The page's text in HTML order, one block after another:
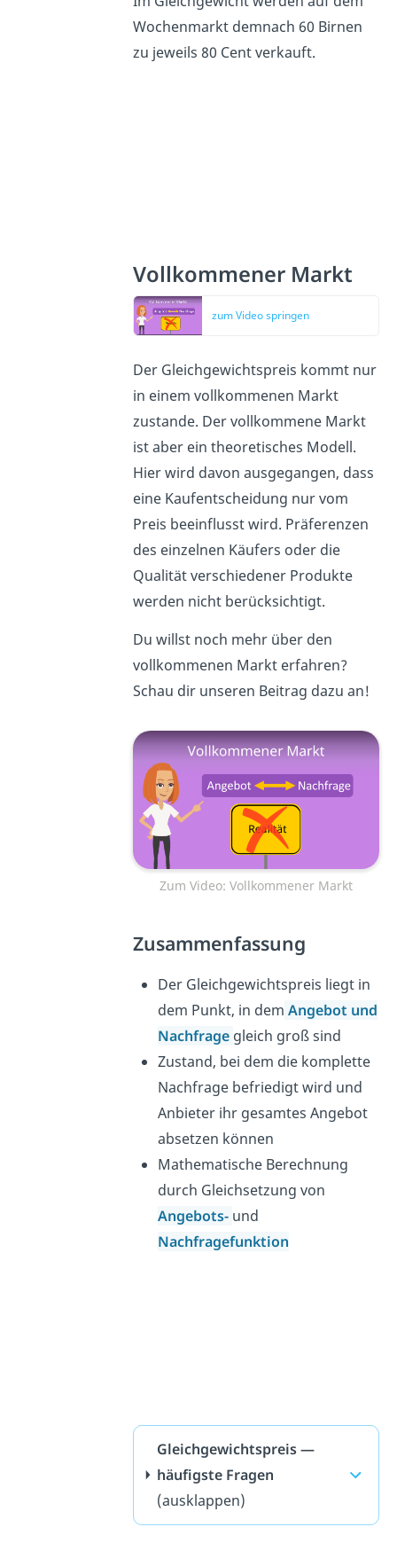
Wochenmarkt demnach 60 Birnen
zu jeweils 80 Cent verkauft.
Vollkommener Markt
zum Video springen
Der Gleichgewichtspreis kommt nur
in einem vollkommenen Markt
zustande. Der vollkommene Markt
ist aber ein theoretisches Modell.
Hier wird davon ausgegangen, dass
eine Kaufentscheidung nur vom
Preis beeinflusst wird. Präferenzen
des einzelnen Käufers oder die
Qualität verschiedener Produkte
werden nicht berücksichtigt.
Du willst noch mehr über den
vollkommenen Markt erfahren?
Schau dir unseren Beitrag dazu an!
Zum Video: Vollkommener Markt
Zusammenfassung
Der Gleichgewichtspreis liegt in
dem Punkt, in dem Angebot und
Nachfrage gleich groß sind
Zustand, bei dem die komplette
Nachfrage befriedigt wird und
Anbieter ihr gesamtes Angebot
absetzen können
Mathematische Berechnung
durch Gleichsetzung von
Angebots- und
Nachfragefunktion
Gleichgewichtspreis —
häufigste Fragen
(ausklappen)